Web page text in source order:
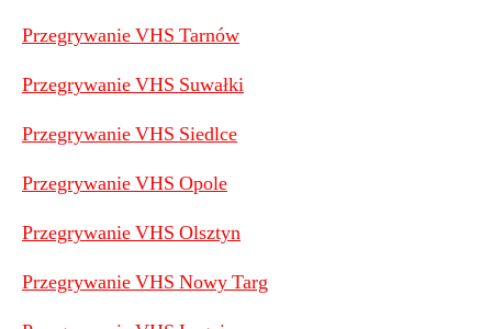
Przegrywanie VHS Tarnów
Przegrywanie VHS Suwałki
Przegrywanie VHS Siedlce
Przegrywanie VHS Opole
Przegrywanie VHS Olsztyn
Przegrywanie VHS Nowy Targ